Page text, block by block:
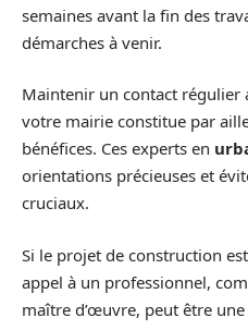
semaines avant la fin des
démarches à venir.
Maintenir un contact régulier
votre mairie constitue par
bénéfices. Ces experts en
orientations précieuses et
cruciaux.
Si le projet de construction
appel à un professionnel,
maître d’œuvre, peut être